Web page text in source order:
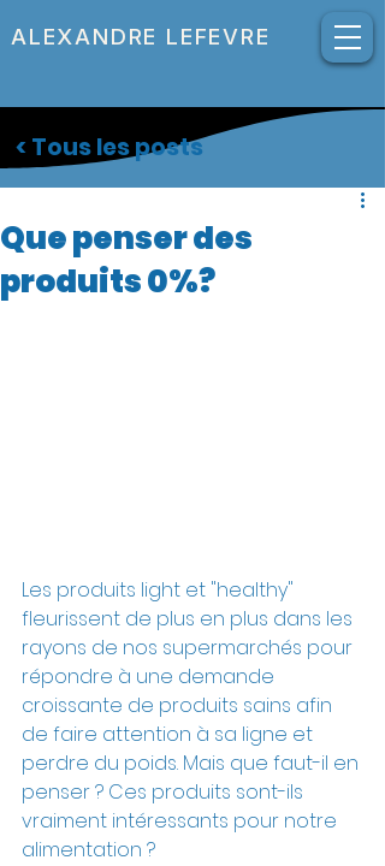
ALEXANDRE LEFEVRE
< Tous les posts
Que penser des
produits 0%?
Les produits light et "healthy"
fleurissent de plus en plus dans les
rayons de nos supermarchés pour
répondre à une demande
croissante de produits sains afin
de faire attention à sa ligne et
perdre du poids. Mais que faut-il en
penser ? Ces produits sont-ils
vraiment intéressants pour notre
alimentation ?